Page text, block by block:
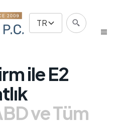
TR
ile E2
ve Tüm